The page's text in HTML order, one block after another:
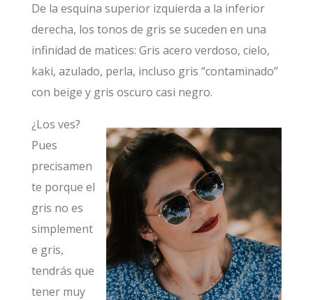
De la esquina superior izquierda a la inferior
derecha, los tonos de gris se suceden en una
infinidad de matices: Gris acero verdoso, cielo,
kaki, azulado, perla, incluso gris “contaminado”
con beige y gris oscuro casi negro.
¿Los ves?
Pues
precisamen
te porque el
gris no es
simplement
e gris,
tendrás que
tener muy